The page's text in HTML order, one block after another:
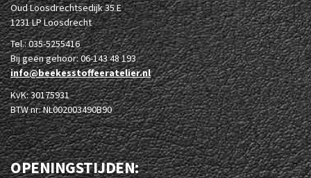
Oud Loosdrechtsedijk 35 E
1231 LP Loosdrecht
Tel.: 035-5255416
Bij geen gehoor: 06-143 48 193
info@beekesstoffeeratelier.nl
KvK: 30175931
BTW nr: NL002003490B90
OPENINGSTIJDEN: